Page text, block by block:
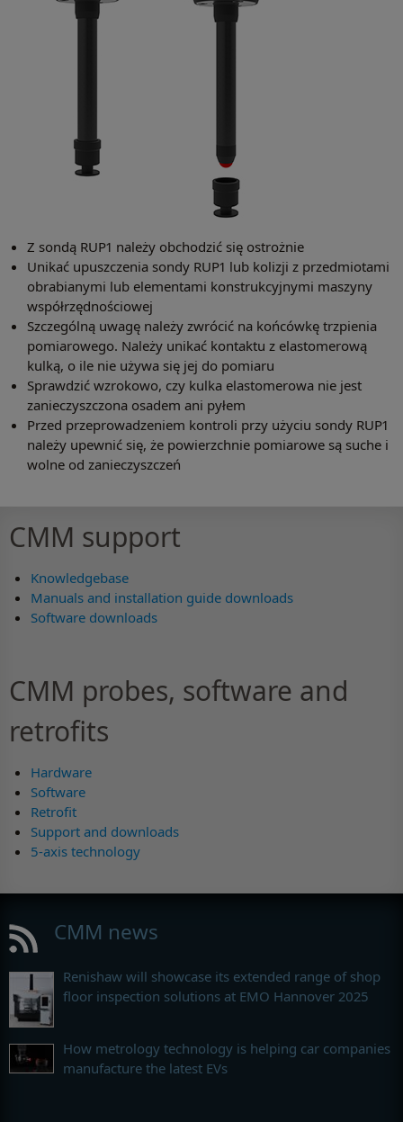
Z sondą RUP1 należy obchodzić się ostrożnie
Unikać upuszczenia sondy RUP1 lub kolizji z przedmiotami
obrabianymi lub elementami konstrukcyjnymi maszyny
współrzędnościowej
Szczególną uwagę należy zwrócić na końcówkę trzpienia
pomiarowego. Należy unikać kontaktu z elastomerową
kulką, o ile nie używa się jej do pomiaru
Sprawdzić wzrokowo, czy kulka elastomerowa nie jest
zanieczyszczona osadem ani pyłem
Przed przeprowadzeniem kontroli przy użyciu sondy RUP1
należy upewnić się, że powierzchnie pomiarowe są suche i
wolne od zanieczyszczeń
CMM support
Knowledgebase
Manuals and installation guide downloads
Software downloads
CMM probes, software and
retrofits
Hardware
Software
Retrofit
Support and downloads
5-axis technology
CMM news
Renishaw will showcase its extended range of shop
floor inspection solutions at EMO Hannover 2025
How metrology technology is helping car companies
manufacture the latest EVs